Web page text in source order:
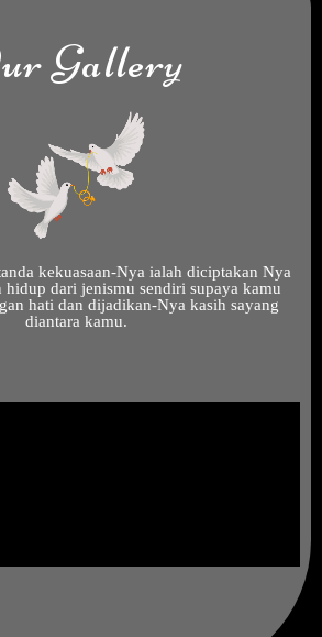
Gallery
kekuasaan-Nya ialah diciptakan Nya
hidup dari jenismu sendiri supaya kamu
hati dan dijadikan-Nya kasih sayang
diantara kamu.